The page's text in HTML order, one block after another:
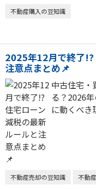
不動産購入の豆知識
2025年12月で終了!?
注意点まとめ📌
中古住宅・
る？2026
に動くべき
不動産売却の豆知識 不動